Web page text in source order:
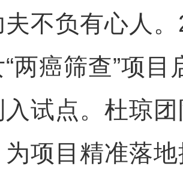
负有心人。
两癌筛查”项
试点。杜琼
项目精准落